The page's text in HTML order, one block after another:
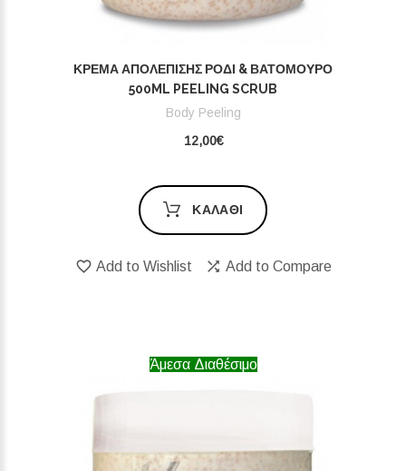
ΚΡΈΜΑ ΑΠΟΛΈΠΙΣΗΣ ΡΌΔΙ & ΒΑΤΌΜΟΥΡΟ
500ML PEELING SCRUB
Body Peeling
12,00€
ΚΑΛΆΘΙ
Add to Wishlist Add to Compare
Άμεσα Διαθέσιμο